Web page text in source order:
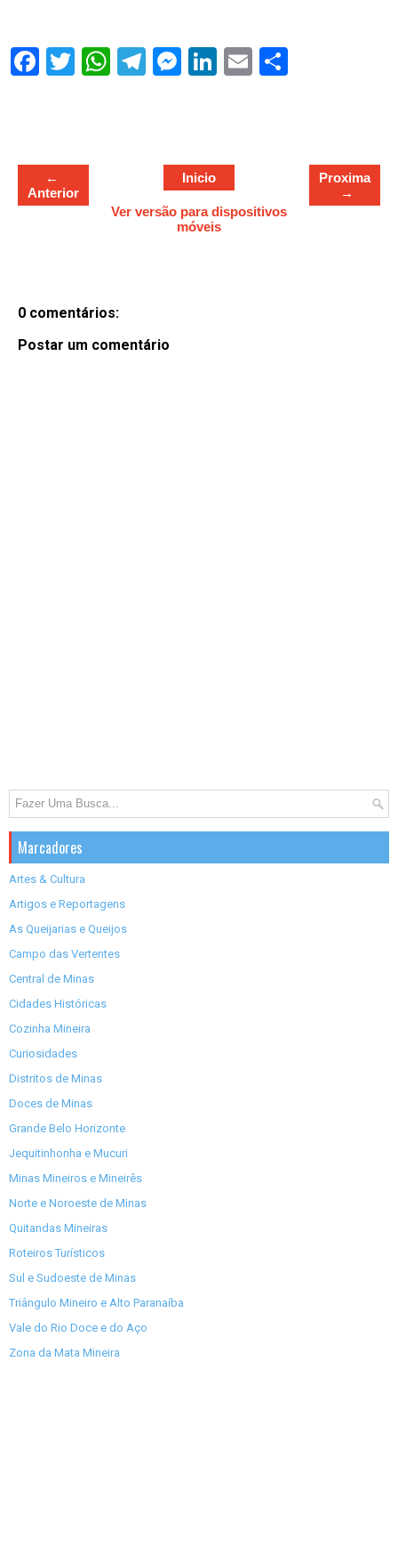
←
Anterior
Proxima
→
Inicio
Ver versão para dispositivos
móveis
0 comentários:
Postar um comentário
Marcadores
Artes & Cultura
Artigos e Reportagens
As Queijarias e Queijos
Campo das Vertentes
Central de Minas
Cidades Históricas
Cozinha Mineira
Curiosidades
Distritos de Minas
Doces de Minas
Grande Belo Horizonte
Jequitinhonha e Mucuri
Minas Mineiros e Mineirês
Norte e Noroeste de Minas
Quitandas Mineiras
Roteiros Turísticos
Sul e Sudoeste de Minas
Triângulo Mineiro e Alto Paranaíba
Vale do Rio Doce e do Aço
Zona da Mata Mineira